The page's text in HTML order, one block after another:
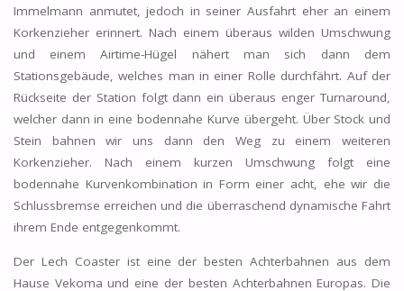
Immelmann anmutet, jedoch in seiner Ausfahrt eher an einem
Korkenzieher erinnert. Nach einem überaus wilden Umschwung
und einem Airtime-Hügel nähert man sich dann dem
Stationsgebäude, welches man in einer Rolle durchfährt. Auf der
Rückseite der Station folgt dann ein überaus enger Turnaround,
welcher dann in eine bodennahe Kurve übergeht. Über Stock und
Stein bahnen wir uns dann den Weg zu einem weiteren
Korkenzieher. Nach einem kurzen Umschwung folgt eine
bodennahe Kurvenkombination in Form einer acht, ehe wir die
Schlussbremse erreichen und die überraschend dynamische Fahrt
ihrem Ende entgegenkommt.
Der Lech Coaster ist eine der besten Achterbahnen aus dem
Hause Vekoma und eine der besten Achterbahnen Europas. Die